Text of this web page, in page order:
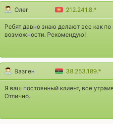
Олег 212.241.8.*
Ребят давно знаю делают все как
возможности. Рекомендую!
Вазген 38.253.189.*
Я ваш постоянный клиент, все
Отлично.